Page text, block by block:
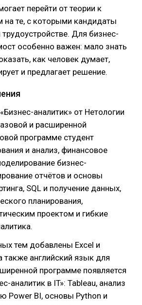
перейти от теории к
на те, с которыми кандидаты
Для бизнес-
особенно важен: мало знать
как человек думает,
и предлагает решение.
аналитик» от Нетологии
и расширенной
программе студент
и анализ, финансовое
бизнес-
отчётов и основы
SQL и получение данных,
планирования,
проектом и гибкие
тем добавлены Excel и
также английский язык для
программе появляется
аналитик в IT»: Tableau, анализ
Power BI, основы Python и